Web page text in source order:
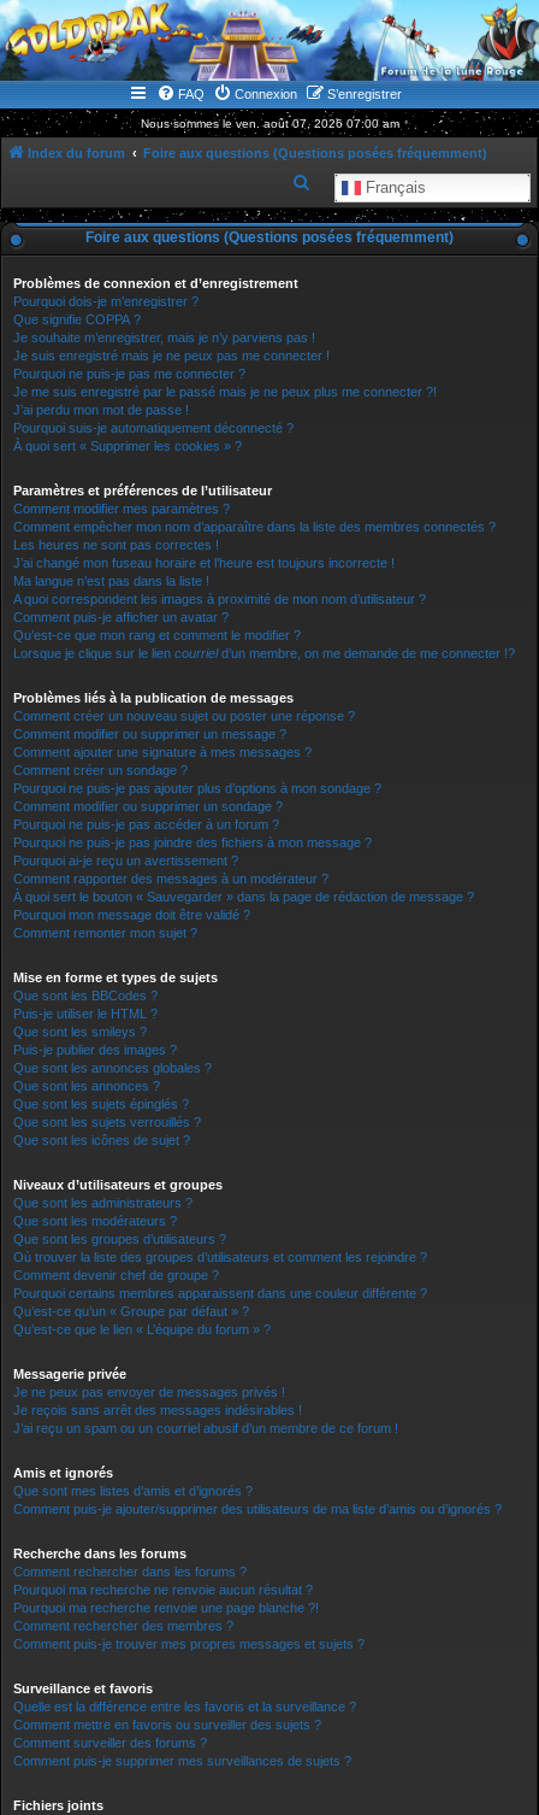
WWW.GOLDORAKGO.COM
le site de la Lune Rouge
FAQ Connexion S’enregistrer
Nous sommes le ven. août 07, 2026 07:00 am
Index du forum Foire aux questions (Questions posées fréquemment)
Français
e
c
c
Foire aux questions (Questions posées fréquemment)
Problèmes de connexion et d’enregistrement
Pourquoi dois-je m’enregistrer ?
Que signifie COPPA ?
Je souhaite m’enregistrer, mais je n’y parviens pas !
Je suis enregistré mais je ne peux pas me connecter !
Pourquoi ne puis-je pas me connecter ?
Je me suis enregistré par le passé mais je ne peux plus me connecter ?!
J’ai perdu mon mot de passe !
Pourquoi suis-je automatiquement déconnecté ?
À quoi sert « Supprimer les cookies » ?
Paramètres et préférences de l’utilisateur
Comment modifier mes paramètres ?
Comment empêcher mon nom d’apparaître dans la liste des membres connectés ?
Les heures ne sont pas correctes !
J’ai changé mon fuseau horaire et l’heure est toujours incorrecte !
Ma langue n’est pas dans la liste !
A quoi correspondent les images à proximité de mon nom d’utilisateur ?
Comment puis-je afficher un avatar ?
Qu’est-ce que mon rang et comment le modifier ?
Lorsque je clique sur le lien courrield’un membre, on me demande de me connecter !?
Problèmes liés à la publication de messages
Comment créer un nouveau sujet ou poster une réponse ?
Comment modifier ou supprimer un message ?
Comment ajouter une signature à mes messages ?
Comment créer un sondage ?
Pourquoi ne puis-je pas ajouter plus d’options à mon sondage ?
Comment modifier ou supprimer un sondage ?
Pourquoi ne puis-je pas accéder à un forum ?
Pourquoi ne puis-je pas joindre des fichiers à mon message ?
Pourquoi ai-je reçu un avertissement ?
Comment rapporter des messages à un modérateur ?
À quoi sert le bouton « Sauvegarder » dans la page de rédaction de message ?
Pourquoi mon message doit être validé ?
Comment remonter mon sujet ?
Mise en forme et types de sujets
Que sont les BBCodes ?
Puis-je utiliser le HTML ?
Que sont les smileys ?
Puis-je publier des images ?
Que sont les annonces globales ?
Que sont les annonces ?
Que sont les sujets épinglés ?
Que sont les sujets verrouillés ?
Que sont les icônes de sujet ?
Niveaux d’utilisateurs et groupes
Que sont les administrateurs ?
Que sont les modérateurs ?
Que sont les groupes d’utilisateurs ?
Où trouver la liste des groupes d’utilisateurs et comment les rejoindre ?
Comment devenir chef de groupe ?
Pourquoi certains membres apparaissent dans une couleur différente ?
Qu’est-ce qu’un « Groupe par défaut » ?
Qu’est-ce que le lien « L’équipe du forum » ?
Messagerie privée
Je ne peux pas envoyer de messages privés !
Je reçois sans arrêt des messages indésirables !
J’ai reçu un spam ou un courriel abusif d’un membre de ce forum !
Amis et ignorés
Que sont mes listes d’amis et d’ignorés ?
Comment puis-je ajouter/supprimer des utilisateurs de ma liste d’amis ou d’ignorés ?
Recherche dans les forums
Comment rechercher dans les forums ?
Pourquoi ma recherche ne renvoie aucun résultat ?
Pourquoi ma recherche renvoie une page blanche ?!
Comment rechercher des membres ?
Comment puis-je trouver mes propres messages et sujets ?
Surveillance et favoris
Quelle est la différence entre les favoris et la surveillance ?
Comment mettre en favoris ou surveiller des sujets ?
Comment surveiller des forums ?
Comment puis-je supprimer mes surveillances de sujets ?
Fichiers joints